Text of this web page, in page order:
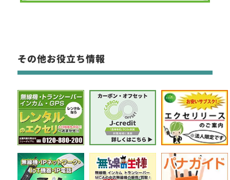
その他お役立ち情報